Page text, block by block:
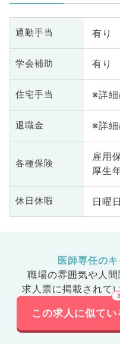
通勤手当 有り
学会補助 有り
住宅手当 ※詳
退職金 ※詳
各種保険
雇用
厚生
休日休暇 日曜
医師専任の
職場の雰囲気や人間
求人票に掲載されて
この求人に似て